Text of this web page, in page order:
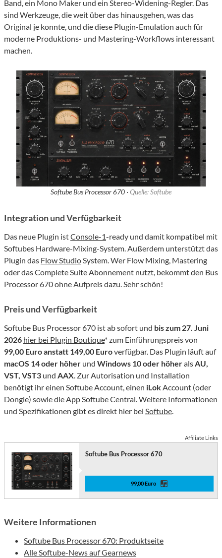
Band, ein Mono Maker und ein Stereo-Widening-Regler. Das
sind Werkzeuge, die weit über das hinausgehen, was das
Original je konnte, und die diese Plugin-Emulation auch für
moderne Produktions- und Mastering-Workflows interessant
machen.
Softube Bus Processor 670 · Quelle: Softube
Integration und Verfügbarkeit
Das neue Plugin istConsole-1-ready und damit kompatibel mit
Softubes Hardware-Mixing-System. Außerdem unterstützt das
Plugin das Flow StudioSystem. Wer Flow Mixing, Mastering
oder das Complete Suite Abonnement nutzt, bekommt den Bus
Processor 670 ohne Aufpreis dazu. Sehr schön!
Preis und Verfügbarkeit
Softube Bus Processor 670 ist ab sofort und bis zum 27. Juni
2026 hier bei Plugin Boutique* zum Einführungspreis von
99,00 Euro anstatt 149,00 Euroverfügbar. Das Plugin läuft auf
macOS 14 oder höher und Windows 10 oder höheralsAU,
VST, VST3 und AAX. Zur Autorisation und Installation
benötigt ihr einen Softube Account, einen iLokAccount (oder
Dongle) sowie die App Softube Central. Weitere Informationen
und Spezifikationen gibt es direkt hier bei Softube.
Affiliate Links
Softube Bus Processor 670
99,00 Euro
Weitere Informationen
Softube Bus Processor 670: Produktseite
Alle Softube-News auf Gearnews